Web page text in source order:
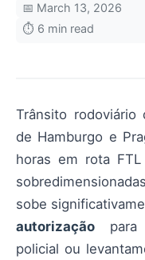
📅 March 13, 2026
⏱️ 6 min read
Trânsito
de Hamburgo e
horas em rota
sobe
autorização para
policial ou